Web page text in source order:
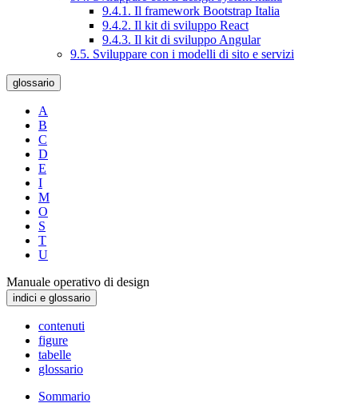
9.4.1. Il framework Bootstrap Italia
9.4.2. Il kit di sviluppo React
9.4.3. Il kit di sviluppo Angular
9.5. Sviluppare con i modelli di sito e servizi
glossario
A
B
C
D
E
I
M
O
S
T
U
Manuale operativo di design
indici e glossario
contenuti
figure
tabelle
glossario
Sommario